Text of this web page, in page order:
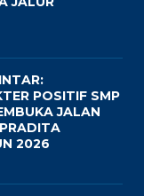
POSITIF SMP
JALAN
2026